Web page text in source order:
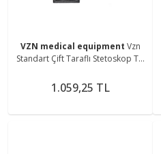
VZN medical equipment Vzn
Standart Çift Taraflı Stetoskop Ty-
1.059,25 TL